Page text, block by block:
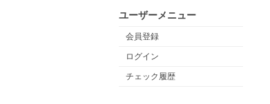
ユーザーメニュー
会員登録
ログイン
チェック履歴